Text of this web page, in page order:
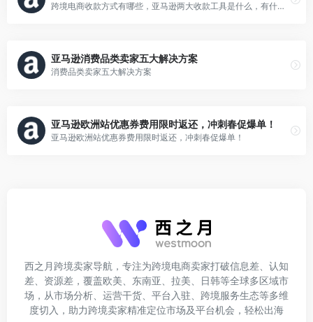
跨境电商收款方式有哪些，亚马逊两大收款工具是什么，有什么优势。
亚马逊消费品类卖家五大解决方案
消费品类卖家五大解决方案
亚马逊欧洲站优惠券费用限时返还，冲刺春促爆单！
亚马逊欧洲站优惠券费用限时返还，冲刺春促爆单！
西之月跨境卖家导航，专注为跨境电商卖家打破信息差、认知
差、资源差，覆盖欧美、东南亚、拉美、日韩等全球多区域市
场，从市场分析、运营干货、平台入驻、跨境服务生态等多维
度切入，助力跨境卖家精准定位市场及平台机会，轻松出海